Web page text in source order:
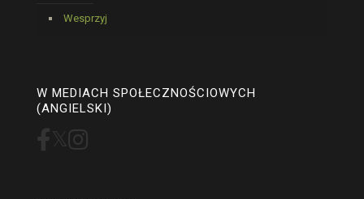
Wesprzyj
W MEDIACH SPOŁECZNOŚCIOWYCH
(ANGIELSKI)
𝕏